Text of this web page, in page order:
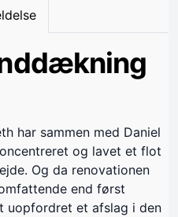
har sammen med Daniel
og lavet et flot
Og da renovationen
end først
uopfordret et afslag i den